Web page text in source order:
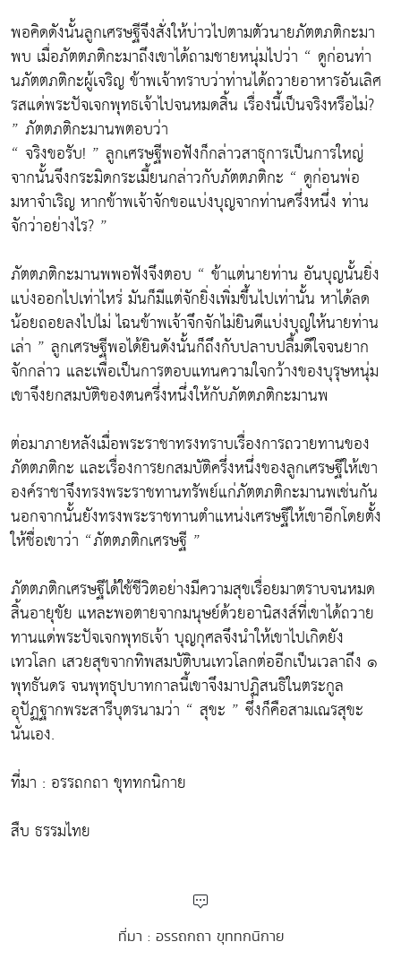
พอคิดดังนั้นลูกเศรษฐีจึงสั่งให้บ่าวไปตามตัวนายภัตตภติกะมา
พบ เมื่อภัตตภติกะมาถึงเขาได้ถามชายหนุ่มไปว่า “ ดูก่อนท่า
นภัตตภติกะผู้เจริญ ข้าพเจ้าทราบว่าท่านได้ถวายอาหารอันเลิศ
รสแด่พระปัจเจกพุทธเจ้าไปจนหมดสิ้น เรื่องนี้เป็นจริงหรือไม่?
” ภัตตภติกะมานพตอบว่า
“ จริงขอรับ! ” ลูกเศรษฐีพอฟังก็กล่าวสาธุการเป็นการใหญ่
จากนั้นจึงกระมิดกระเมี้ยนกล่าวกับภัตตภติกะ “ ดูก่อนพ่อ
มหาจำเริญ หากข้าพเจ้าจักขอแบ่งบุญจากท่านครึ่งหนึ่ง ท่าน
จักว่าอย่างไร? ”
ภัตตภติกะมานพพอฟังจึงตอบ “ ข้าแต่นายท่าน อันบุญนั้นยิ่ง
แบ่งออกไปเท่าไหร่ มันก็มีแต่จักยิ่งเพิ่มขึ้นไปเท่านั้น หาได้ลด
น้อยถอยลงไปไม่ ไฉนข้าพเจ้าจึกจักไม่ยินดีแบ่งบุญให้นายท่าน
เล่า ” ลูกเศรษฐีพอได้ยินดังนั้นก็ถึงกับปลาบปลื้มดีใจจนยาก
จักกล่าว และเพื่อเป็นการตอบแทนความใจกว้างของบุรุษหนุ่ม
เขาจึงยกสมบัติของตนครึ่งหนึ่งให้กับภัตตภติกะมานพ
ต่อมาภายหลังเมื่อพระราชาทรงทราบเรื่องการถวายทานของ
ภัตตภติกะ และเรื่องการยกสมบัติครึ่งหนึ่งของลูกเศรษฐีให้เขา
องค์ราชาจึงทรงพระราชทานทรัพย์แก่ภัตตภติกะมานพเช่นกัน
นอกจากนั้นยังทรงพระราชทานตำแหน่งเศรษฐีให้เขาอีกโดยตั้ง
ให้ชื่อเขาว่า “ภัตตภติกเศรษฐี ”
ภัตตภติกเศรษฐีได้ใช้ชีวิตอย่างมีความสุขเรื่อยมาตราบจนหมด
สิ้นอายุขัย แหละพอตายจากมนุษย์ด้วยอานิสงส์ที่เขาได้ถวาย
ทานแด่พระปัจเจกพุทธเจ้า บุญกุศลจึงนำให้เขาไปเกิดยัง
เทวโลก เสวยสุขจากทิพสมบัติบนเทวโลกต่ออีกเป็นเวลาถึง ๑
พุทธันดร จนพุทธุปบาทกาลนี้เขาจึงมาปฏิสนธิในตระกูล
อุปัฏฐากพระสารีบุตรนามว่า “ สุขะ ” ซึ่งก็คือสามเณรสุขะ
นั่นเอง.
ที่มา : อรรถกถา ขุททกนิกาย
สืบ ธรรมไทย
ที่มา : อรรถกถา ขุททกนิกาย